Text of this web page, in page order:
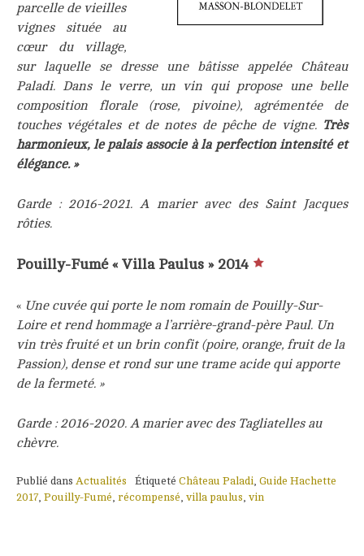
parcelle de vieilles
vignes située au
cœur du village,
sur laquelle se dresse une bâtisse appelée Château
Paladi. Dans le verre, un vin qui propose une belle
composition florale (rose, pivoine), agrémentée de
touches végétales et de notes de pêche de vigne.Très
harmonieux, le palais associe à la perfection intensité et
élégance. »
Garde : 2016-2021. A marier avec des Saint Jacques
rôties.
Pouilly-Fumé « Villa Paulus » 2014
« Une cuvée qui porte le nom romain de Pouilly-Sur-
Loire et rend hommage a l’arrière-grand-père Paul. Un
vin très fruité et un brin confit (poire, orange, fruit de la
Passion), dense et rond sur une trame acide qui apporte
de la fermeté. »
Garde : 2016-2020. A marier avec des Tagliatelles au
chèvre.
Publié dans Actualités Étiqueté Château Paladi, Guide Hachette
2017, Pouilly-Fumé, récompensé, villa paulus, vin